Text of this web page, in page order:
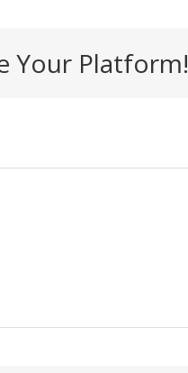
Your Platform!